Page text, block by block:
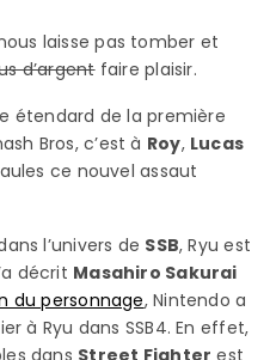
laisse pas tomber et
d’argentfaire plaisir.
étendard de la première
Bros, c’est à Roy, Lucas
ce nouvel assaut
l’univers de SSB, Ryu est
décrit Masahiro Sakurai
du personnage, Nintendo a
à Ryu dans SSB4. En effet,
dans Street Fighter est